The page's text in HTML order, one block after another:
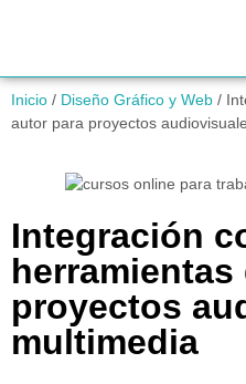
Inicio / Diseño Gráfico y Web /
autor para proyectos
Integración
proyectos
multimedia